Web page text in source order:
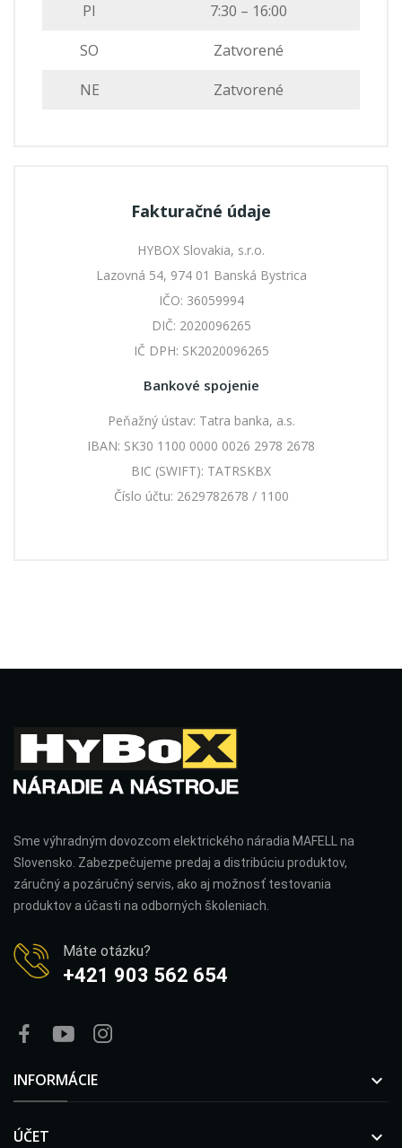
PI
7:30 – 16:00
SO
Zatvorené
NE
Zatvorené
Fakturačné údaje
HYBOX Slovakia, s.r.o.
Lazovná 54, 974 01 Banská Bystrica
IČO: 36059994
DIČ: 2020096265
IČ DPH: SK2020096265
Bankové spojenie
Peňažný ústav: Tatra banka, a.s.
IBAN: SK30 1100 0000 0026 2978 2678
BIC (SWIFT): TATRSKBX
Číslo účtu: 2629782678 / 1100
Sme výhradným dovozcom elektrického náradia MAFELL na
Slovensko. Zabezpečujeme predaj a distribúciu produktov,
záručný a pozáručný servis, ako aj možnosť testovania
produktov a účasti na odborných školeniach.
Máte otázku?
+421 903 562 654
INFORMÁCIE 
ÚČET 